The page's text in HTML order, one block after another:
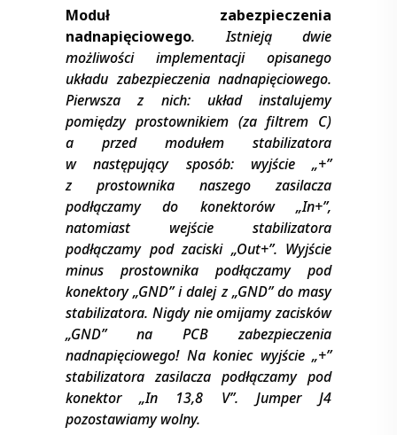
Moduł zabezpieczenia
nadnapięciowego. Istnieją dwie
możliwości implementacji opisanego
układu zabezpieczenia nadnapięciowego.
Pierwsza z nich: układ instalujemy
pomiędzy prostownikiem (za filtrem C)
a przed modułem stabilizatora
w następujący sposób: wyjście „+”
z prostownika naszego zasilacza
podłączamy do konektorów „In+”,
natomiast wejście stabilizatora
podłączamy pod zaciski „Out+”. Wyjście
minus prostownika podłączamy pod
konektory „GND” i dalej z „GND” do masy
stabilizatora. Nigdy nie omijamy zacisków
„GND” na PCB zabezpieczenia
nadnapięciowego! Na koniec wyjście „+”
stabilizatora zasilacza podłączamy pod
konektor „In 13,8 V”. Jumper J4
pozostawiamy wolny.